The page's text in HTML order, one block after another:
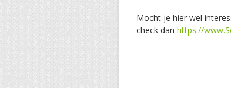
Mocht je hier wel
check dan https://